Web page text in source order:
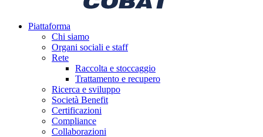
Piattaforma
Chi siamo
Organi sociali e staff
Rete
Raccolta e stoccaggio
Trattamento e recupero
Ricerca e sviluppo
Società Benefit
Certificazioni
Compliance
Collaborazioni